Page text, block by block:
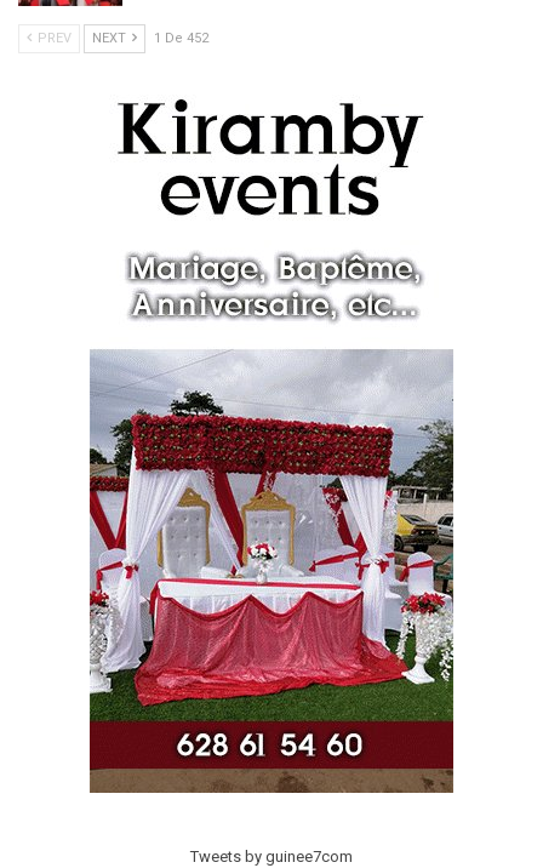
PREV NEXT 1 De 452
Tweets by guinee7com